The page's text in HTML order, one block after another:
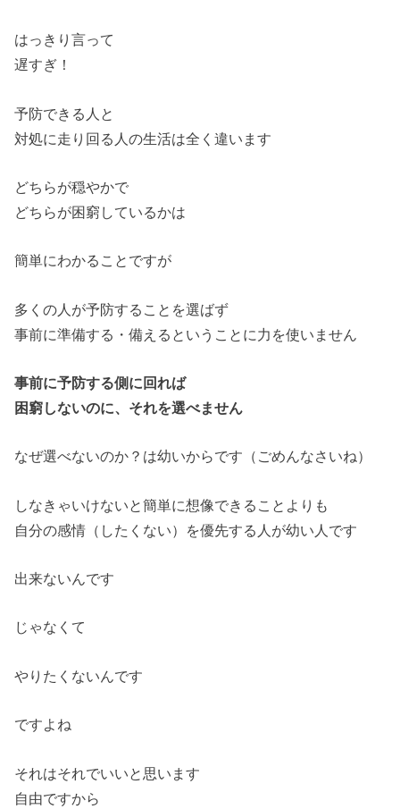
はっきり言って
遅すぎ！
予防できる人と
対処に走り回る人の生活は全く違います
どちらが穏やかで
どちらが困窮しているかは
簡単にわかることですが
多くの人が予防することを選ばず
事前に準備する・備えるということに力を使いません
事前に予防する側に回れば
困窮しないのに、それを選べません
なぜ選べないのか？は幼いからです（ごめんなさいね）
しなきゃいけないと簡単に想像できることよりも
自分の感情（したくない）を優先する人が幼い人です
出来ないんです
じゃなくて
やりたくないんです
ですよね
それはそれでいいと思います
自由ですから